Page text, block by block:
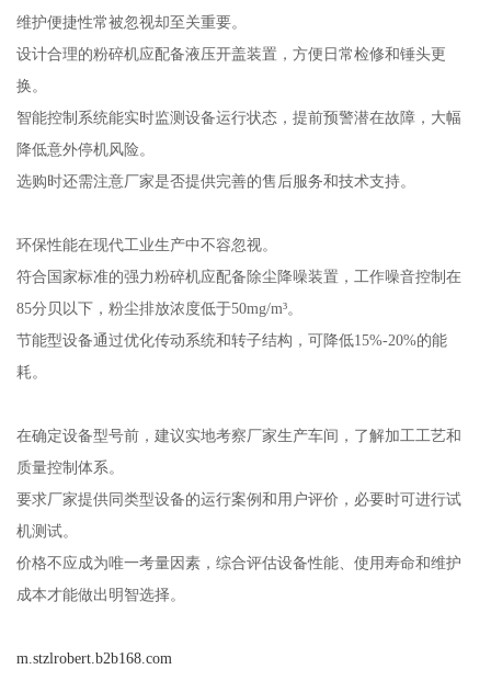
维护便捷性常被忽视却至关重要。
设计合理的粉碎机应配备液压开盖装置，方便日常检修和锤头更
换。
智能控制系统能实时监测设备运行状态，提前预警潜在故障，大幅
降低意外停机风险。
选购时还需注意厂家是否提供完善的售后服务和技术支持。
环保性能在现代工业生产中不容忽视。
符合国家标准的强力粉碎机应配备除尘降噪装置，工作噪音控制在
85分贝以下，粉尘排放浓度低于50mg/m³。
节能型设备通过优化传动系统和转子结构，可降低15%-20%的能
耗。
在确定设备型号前，建议实地考察厂家生产车间，了解加工工艺和
质量控制体系。
要求厂家提供同类型设备的运行案例和用户评价，必要时可进行试
机测试。
价格不应成为唯一考量因素，综合评估设备性能、使用寿命和维护
成本才能做出明智选择。
m.stzlrobert.b2b168.com